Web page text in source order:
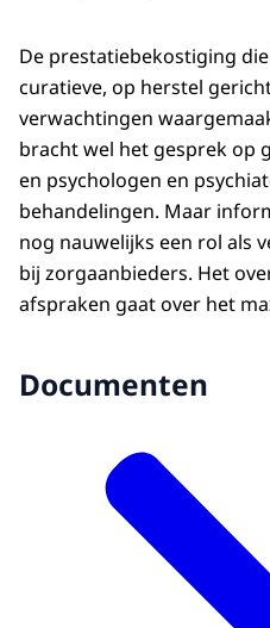
De prestatiebekostiging
curatieve, op herstel
verwachtingen
bracht wel het gesprek op
en psychologen en
behandelingen. Maar
nog nauwelijks een rol als
bij zorgaanbieders. Het
afspraken gaat over het
Documenten